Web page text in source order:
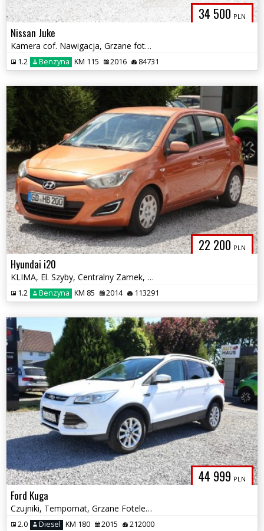
34 500 PLN
Nissan Juke
Kamera cof. Nawigacja, Grzane fotele, Tempomat, Tapicerka, alcantara
1.2 Benzyna KM 115 2016 84731
22 200 PLN
Hyundai i20
KLIMA, El. Szyby, Centralny Zamek, Zadbany, Po Serwisie!
1.2 Benzyna KM 85 2014 113291
44 999 PLN
Ford Kuga
Czujniki, Tempomat, Grzane Fotele, Multifunkcja, Climatroni, Felgi Alu
2.0 Diesel KM 180 2015 212000